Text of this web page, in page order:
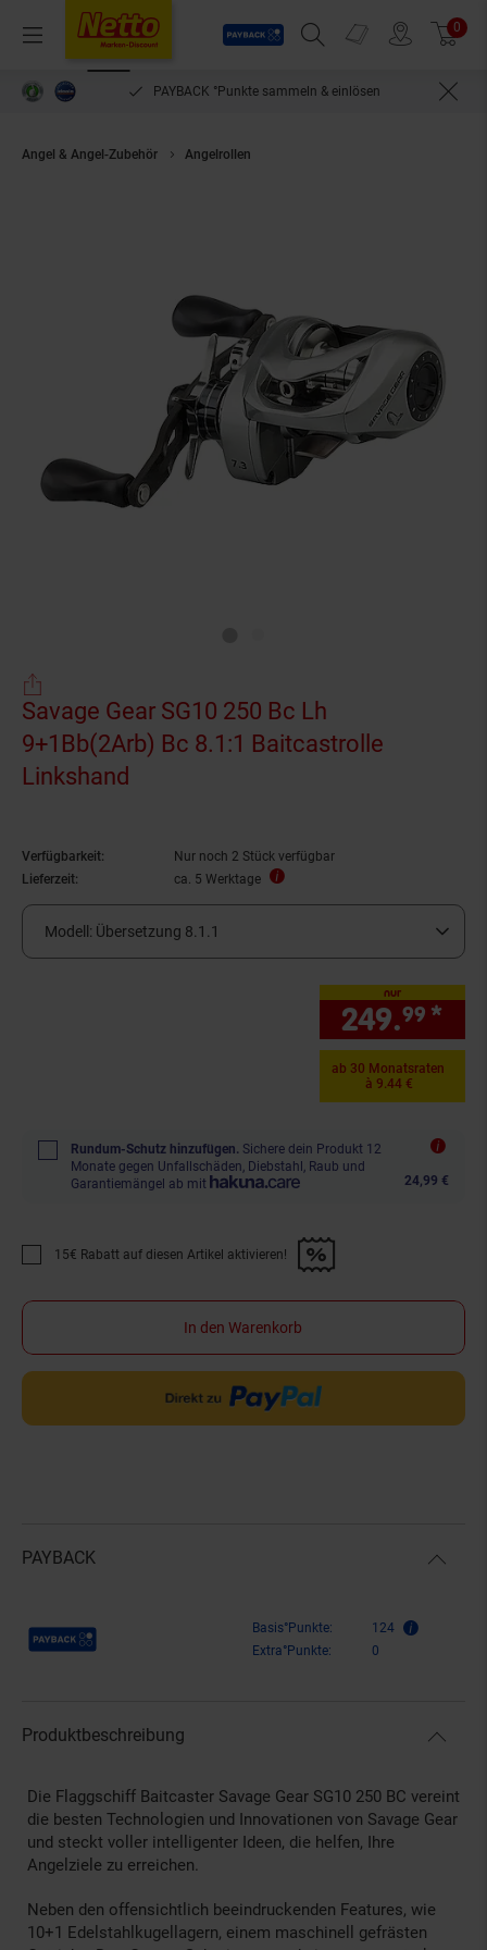
Menü
Payback
Suchfeld einblenden
Prospekte 0
PAYBACK °Punkte sammeln & einlösen
Angel & Angel-Zubehör Angelrollen
Savage Gear SG10 250 Bc Lh
9+1Bb(2Arb) Bc 8.1:1 Baitcastrolle
Linkshand
Verfügbarkeit:
Nur noch 2 Stück verfügbar
Lieferzeit:
ca. 5 Werktage
Modell: Übersetzung 8.1.1
nur
249.99 *
ab 30 Monatsraten
à 9.44 €
Rundum-Schutz hinzufügen. Sichere dein Produkt 12
Monate gegen Unfallschäden, Diebstahl, Raub und
Garantiemängel ab mit
24,99 €
Promotion "15€ Rabatt auf diesen Artikel aktivieren!" anwenden
15€ Rabatt auf diesen Artikel aktivieren!
In den Warenkorb
PAYBACK
Payback Punkte Basis°Punkte:
124
Extra°Punkte:
0
Produktbeschreibung
Die Flaggschiff Baitcaster Savage Gear SG10 250 BC vereint
die besten Technologien und Innovationen von Savage Gear
und steckt voller intelligenter Ideen, die helfen, Ihre
Angelziele zu erreichen.
Neben den offensichtlich beeindruckenden Features, wie
10+1 Edelstahlkugellagern, einem maschinell gefrästen